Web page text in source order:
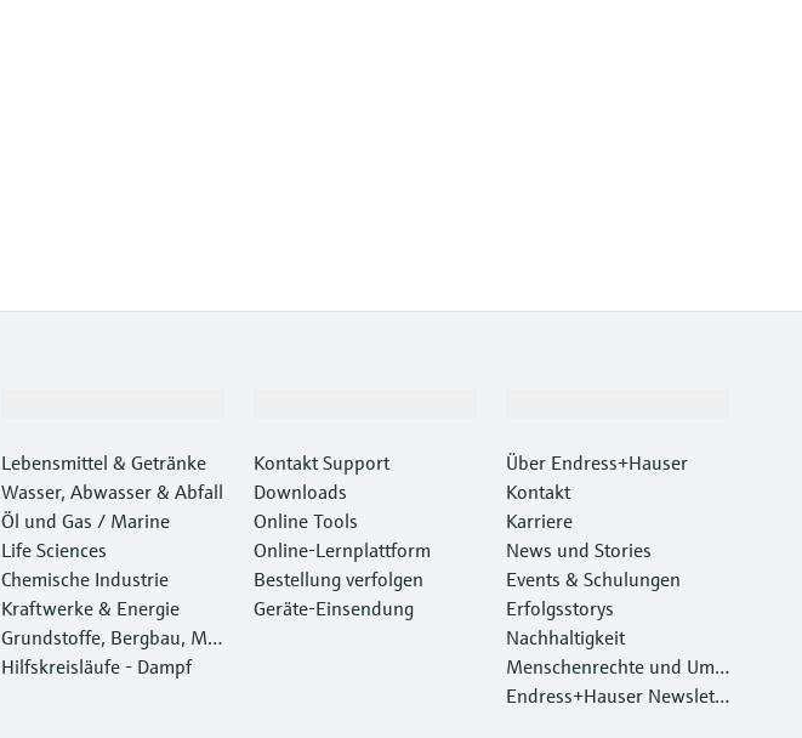
Lebensmittel & Getränke
Wasser, Abwasser & Abfall
Öl und Gas / Marine
Life Sciences
Chemische Industrie
Kraftwerke & Energie
Grundstoffe, Bergbau, Met
alle
Hilfskreisläufe - Dampf
Kontakt Support
Downloads
Online Tools
Online-Lernplattform
Bestellung verfolgen
Geräte‑Einsendung
Über Endress+Hauser
Kontakt
Karriere
News und Stories
Events & Schulungen
Erfolgsstorys
Nachhaltigkeit
Menschenrechte und Umw
eltschutz
Endress+Hauser Newslett